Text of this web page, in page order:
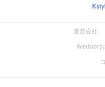
運営会社
livedoor